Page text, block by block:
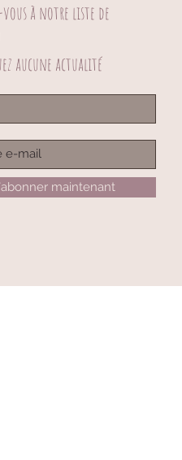
à notre liste de
aucune actualité
maintenant